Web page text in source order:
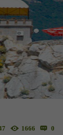
1666
0